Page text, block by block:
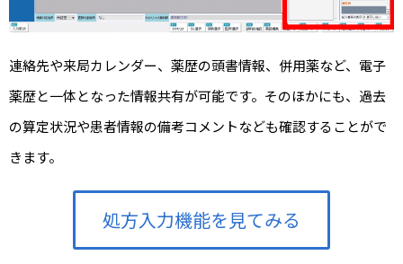
連絡先や来局カレンダー、薬歴の頭書情報、併用薬など、電子
薬歴と一体となった情報共有が可能です。そのほかにも、過去
の算定状況や患者情報の備考コメントなども確認することがで
きます。
処方入力機能を見てみる